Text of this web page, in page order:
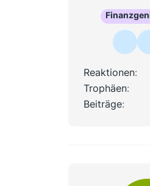
Reaktionen
Trophäen
Beiträge